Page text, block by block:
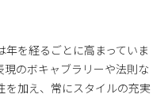
を経るごとに高まっていま
のボキャブラリーや法則な
を加え、常にスタイルの充実